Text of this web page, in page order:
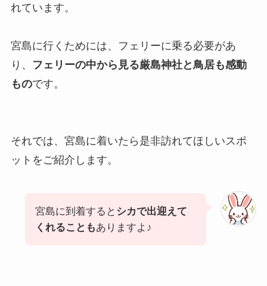
れています。
宮島に行くためには、フェリーに乗る必要があ
り、
フェリーの中から見る厳島神社と鳥居も感動
ものです。
それでは、宮島に着いたら是非訪れてほしいスポ
ットをご紹介します。
宮島に到着すると シカで出迎えて
くれることもありますよ♪